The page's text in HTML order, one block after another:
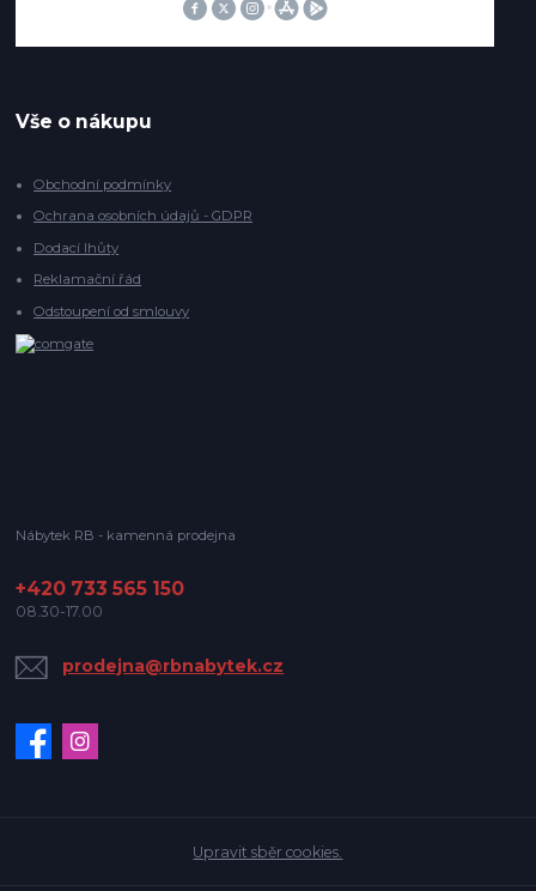
Vše o nákupu
Obchodní podmínky
Ochrana osobních údajů - GDPR
Dodací lhůty
Reklamační řád
Odstoupení od smlouvy
Nábytek RB - kamenná prodejna
+420 733 565 150
08.30-17.00
prodejna@rbnabytek.cz
Upravit sběr cookies.